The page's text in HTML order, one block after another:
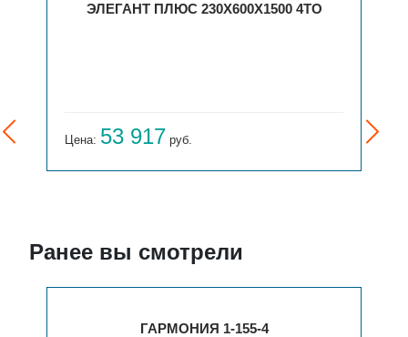
ЭЛЕГАНТ ПЛЮС 230X600X1500 4ТО
Цена: 53 917 руб.
Ранее вы смотрели
ГАРМОНИЯ 1-155-4